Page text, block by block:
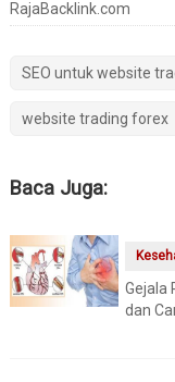
RajaBacklink.com
SEO untuk website
website trading forex
Baca Juga:
Gejala
dan